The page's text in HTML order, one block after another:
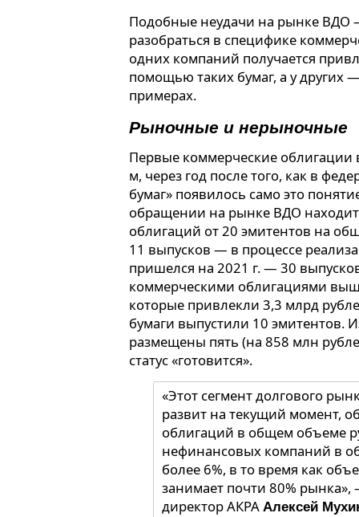
Подобные неудачи на рынке ВДО
разобраться в специфике
одних компаний получается
помощью таких бумаг, а у других
примерах.
Рыночные и нерыночные
Первые коммерческие
м, через год после того, как в
бумаг» появилось само это
обращении на рынке ВДО
облигаций от 20 эмитентов на
11 выпусков — в процессе
пришелся на 2021 г. — 30
коммерческими облигациями
которые привлекли 3,3 млрд
бумаги выпустили 10 эмитентов.
размещены пять (на 858 млн
статус «готовится».
«Этот сегмент долгового
развит на текущий момент,
облигаций в общем объеме
нефинансовых компаний в
более 6%, в то время как
занимает почти 80%
директор АКРА Алексей